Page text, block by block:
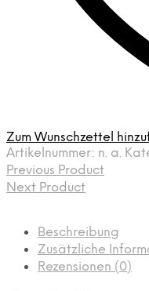
Zum Wunschzettel
Artikelnummer: n. a.
Previous Product
Next Product
Beschreibung
Zusätzliche
Rezensionen (0)